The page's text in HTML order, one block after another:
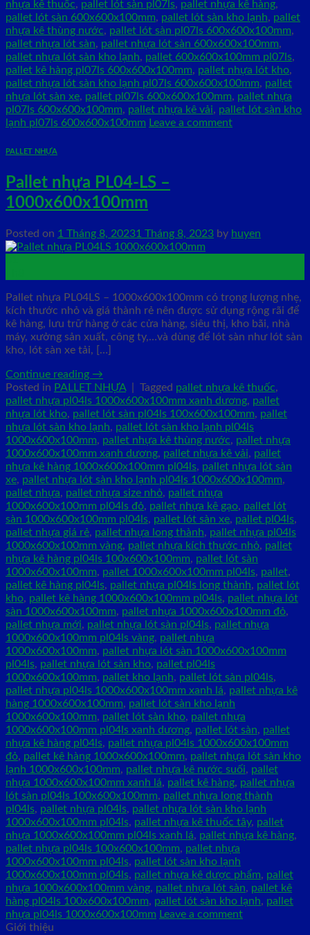
nhựa kê thuốc, pallet lót sàn pl07ls, pallet nhựa kê hàng,
pallet lót sàn 600x600x100mm, pallet lót sàn kho lạnh, pallet
nhựa kê thùng nước, pallet lót sàn pl07ls 600x600x100mm,
pallet nhựa lót sàn, pallet nhựa lót sàn 600x600x100mm,
pallet nhựa lót sàn kho lạnh, pallet 600x600x100mm pl07ls,
pallet kê hàng pl07ls 600x600x100mm, pallet nhựa lót kho,
pallet nhựa lót sàn kho lạnh pl07ls 600x600x100mm, pallet
nhựa lót sàn xe, pallet pl07ls 600x600x100mm, pallet nhựa
pl07ls 600x600x100mm, pallet nhựa kê vải, pallet lót sàn kho
lạnh pl07ls 600x600x100mm Leave a comment
PALLET NHỰA
Pallet nhựa PL04-LS –
1000x600x100mm
Posted on 1 Tháng 8, 20231 Tháng 8, 2023 by huyen
Pallet nhựa PL04LS – 1000x600x100mm có trọng lượng nhẹ,
kích thước nhỏ và giá thành rẻ nên được sử dụng rộng rãi để
kê hàng, lưu trữ hàng ở các cửa hàng, siêu thị, kho bãi, nhà
máy, xưởng sản xuất, công ty,…và dùng để lót sàn như lót sàn
kho, lót sàn xe tải, […]
Continue reading →
Posted in PALLET NHỰA Tagged pallet nhựa kê thuốc,
pallet nhựa pl04ls 1000x600x100mm xanh dương, pallet
nhựa lót kho, pallet lót sàn pl04ls 100x600x100mm, pallet
nhựa lót sàn kho lạnh, pallet lót sàn kho lạnh pl04ls
1000x600x100mm, pallet nhựa kê thùng nước, pallet nhựa
1000x600x100mm xanh dương, pallet nhựa kê vải, pallet
nhựa kê hàng 1000x600x100mm pl04ls, pallet nhựa lót sàn
xe, pallet nhựa lót sàn kho lạnh pl04ls 1000x600x100mm,
pallet nhựa, pallet nhựa size nhỏ, pallet nhựa
1000x600x100mm pl04ls đỏ, pallet nhựa kê gạo, pallet lót
sàn 1000x600x100mm pl04ls, pallet lót sàn xe, pallet pl04ls,
pallet nhựa giá rẻ, pallet nhựa long thành, pallet nhựa pl04ls
1000x600x100mm vàng, pallet nhựa kích thước nhỏ, pallet
nhựa kê hàng pl04ls 100x600x100mm, pallet lót sàn
1000x600x100mm, pallet 1000x600x100mm pl04ls, pallet,
pallet kê hàng pl04ls, pallet nhựa pl04ls long thành, pallet lót
kho, pallet kê hàng 1000x600x100mm pl04ls, pallet nhựa lót
sàn 1000x600x100mm, pallet nhựa 1000x600x100mm đỏ,
pallet nhựa mới, pallet nhựa lót sàn pl04ls, pallet nhựa
1000x600x100mm pl04ls vàng, pallet nhựa
1000x600x100mm, pallet nhựa lót sàn 1000x600x100mm
pl04ls, pallet nhựa lót sàn kho, pallet pl04ls
1000x600x100mm, pallet kho lạnh, pallet lót sàn pl04ls,
pallet nhựa pl04ls 1000x600x100mm xanh lá, pallet nhựa kê
hàng 1000x600x100mm, pallet lót sàn kho lạnh
1000x600x100mm, pallet lót sàn kho, pallet nhựa
1000x600x100mm pl04ls xanh dương, pallet lót sàn, pallet
nhựa kê hàng pl04ls, pallet nhựa pl04ls 1000x600x100mm
đỏ, pallet kê hàng 1000x600x100mm, pallet nhựa lót sàn kho
lạnh 1000x600x100mm, pallet nhựa kê nước suối, pallet
nhựa 1000x600x100mm xanh lá, pallet kê hàng, pallet nhựa
lót sàn pl04ls 100x600x100mm, pallet nhựa long thành
pl04ls, pallet nhựa pl04ls, pallet nhựa lót sàn kho lạnh
1000x600x100mm pl04ls, pallet nhựa kê thuốc tây, pallet
nhựa 1000x600x100mm pl04ls xanh lá, pallet nhựa kê hàng,
pallet nhựa pl04ls 100x600x100mm, pallet nhựa
1000x600x100mm pl04ls, pallet lót sàn kho lạnh
1000x600x100mm pl04ls, pallet nhựa kê dược phẩm, pallet
nhựa 1000x600x100mm vàng, pallet nhựa lót sàn, pallet kê
hàng pl04ls 100x600x100mm, pallet lót sàn kho lạnh, pallet
nhựa pl04ls 1000x600x100mm Leave a comment
Giới thiệu